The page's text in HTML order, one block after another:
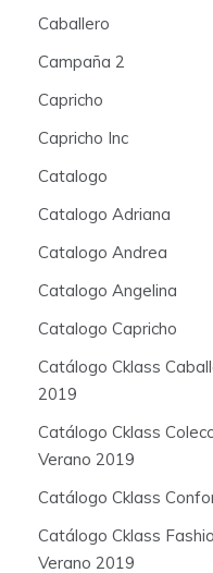
Caballero
Campaña 2
Capricho
Capricho Inc
Catalogo
Catalogo Adriana
Catalogo Andrea
Catalogo Angelina
Catalogo Capricho
Catálogo Cklass
2019
Catálogo Cklass
Verano 2019
Catálogo Cklass
Catálogo Cklass
Verano 2019